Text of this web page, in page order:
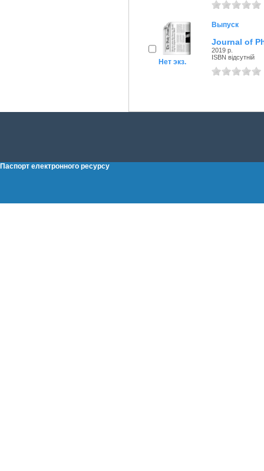
Нет экз.
Выпуск
Journal of
2019 р.
ISBN відсутній
Паспорт електронного ресурсу